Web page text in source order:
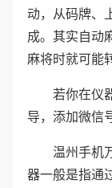
动，从码牌、
成。其实自动
麻将时就可能
若你在仪
导，添加微信
温州手机
器一般是指通